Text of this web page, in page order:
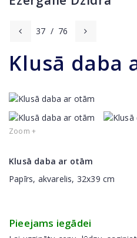
37 / 76
Klusā daba
Zoom +
Klusā daba ar otām
Papīrs, akvarelis, 32x39 cm
Pieejams iegādei